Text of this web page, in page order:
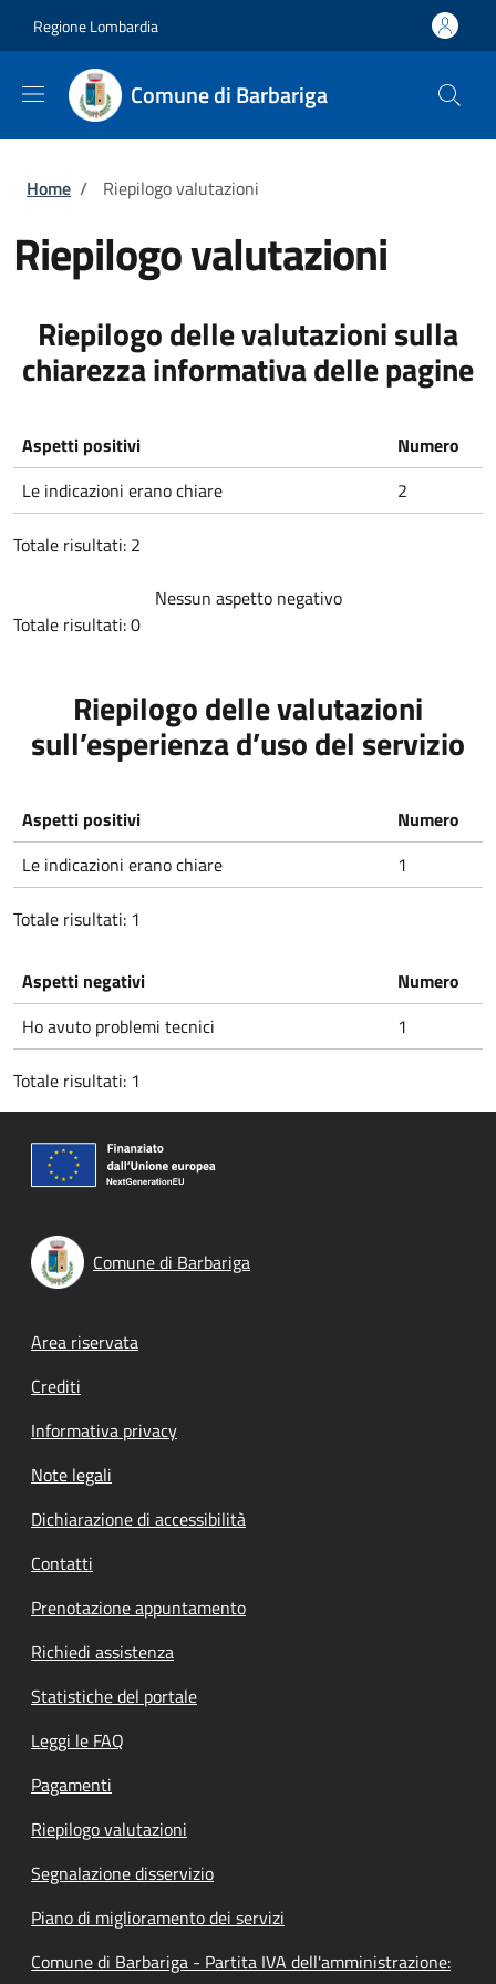
Regione Lombardia
Comune di Barbariga
Briciole di pane
Home / Riepilogo valutazioni
Riepilogo valutazioni
Riepilogo delle valutazioni sulla
chiarezza informativa delle pagine
Aspetti positivi
Numero
Le indicazioni erano chiare
2
Totale risultati: 2
Nessun aspetto negativo
Totale risultati: 0
Riepilogo delle valutazioni
sull’esperienza d’uso del servizio
Aspetti positivi
Numero
Le indicazioni erano chiare
1
Totale risultati: 1
Aspetti negativi
Numero
Ho avuto problemi tecnici
1
Totale risultati: 1
Comune di Barbariga
Footer menu
Area riservata
Crediti
Informativa privacy
Note legali
Dichiarazione di accessibilità
Contatti
Prenotazione appuntamento
Richiedi assistenza
Statistiche del portale
Leggi le FAQ
Pagamenti
Riepilogo valutazioni
Segnalazione disservizio
Piano di miglioramento dei servizi
Comune di Barbariga - Partita IVA dell'amministrazione: